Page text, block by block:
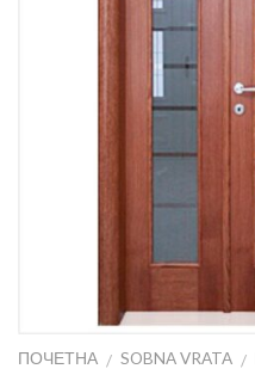
ПОЧЕТНА / SOBNA VRATA /